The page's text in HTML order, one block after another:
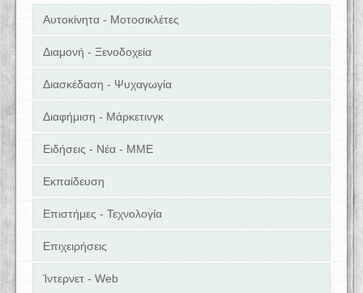
Αυτοκίνητα - Μοτοσικλέτες
Διαμονή - Ξενοδοχεία
Διασκέδαση - Ψυχαγωγία
Διαφήμιση - Μάρκετινγκ
Ειδήσεις - Νέα - ΜΜΕ
Εκπαίδευση
Επιστήμες - Τεχνολογία
Επιχειρήσεις
Ίντερνετ - Web